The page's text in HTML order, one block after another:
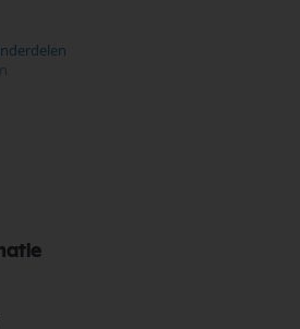
Selectra Hengelo vindt u een uitgebreid